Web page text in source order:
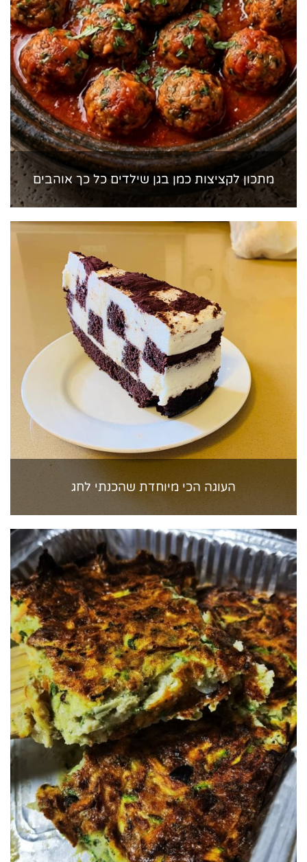
מתכון לקציצות כמן בגן שילדים כל כך אוהבים
העוגה הכי מיוחדת שהכנתי לחג